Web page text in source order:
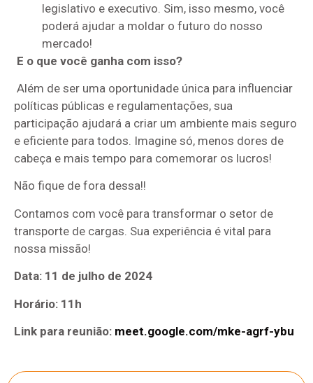
legislativo e executivo. Sim, isso mesmo, você
poderá ajudar a moldar o futuro do nosso
mercado!
E o que você ganha com isso?
Além de ser uma oportunidade única para influenciar
políticas públicas e regulamentações, sua
participação ajudará a criar um ambiente mais seguro
e eficiente para todos. Imagine só, menos dores de
cabeça e mais tempo para comemorar os lucros!
Não fique de fora dessa!!
Contamos com você para transformar o setor de
transporte de cargas. Sua experiência é vital para
nossa missão!
Data: 11 de julho de 2024
Horário: 11h
Link para reunião: meet.google.com/mke-agrf-ybu